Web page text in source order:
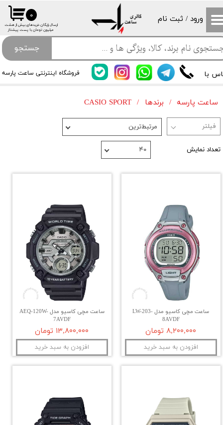
جستجو
۰ ورود / ثبت نام
حساب کاربری من
تغییر گذر واژه
با
​ارسال رایگان خریدهای بیش از هشت
میلیون تومان با پست پیشتاز
فروشگاه اینترنتی ساعت پارسه
ساعت پارسه برندها CASIO SPORT
مرتبط‌ترین
تعداد نمایش ۴۰
ساعت مچی کاسیو مدل LW-203-
8AVDF
۸,۲۰۰,۰۰۰ تومان
افزودن به سبد خرید
ساعت مچی کاسیو مدل AEQ-120W-
7AVDF
۱۳,۸۰۰,۰۰۰ تومان
افزودن به سبد خرید